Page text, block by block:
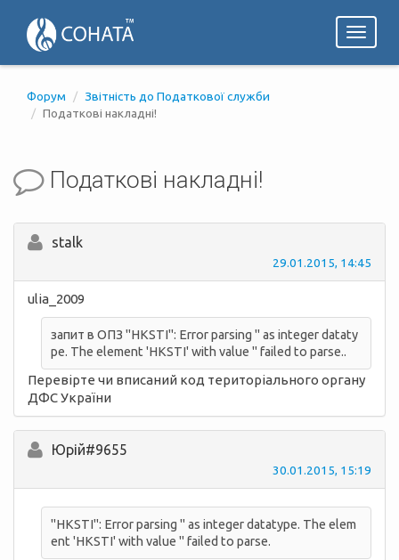
Toggle
Форум
Звітність до Податкової служби
Податкові накладні!
Податкові накладні!
stalk
29.01.2015, 14:45
ulia_2009
запит в ОПЗ "HKSTI": Error parsing '' as integer dataty
pe. The element 'HKSTI' with value '' failed to parse..
Перевірте чи вписаний код територіального органу
ДФС України
Юрій#9655
30.01.2015, 15:19
"HKSTI": Error parsing '' as integer datatype. The elem
ent 'HKSTI' with value '' failed to parse.